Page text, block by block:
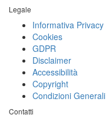
Legale
Informativa Privacy
Cookies
GDPR
Disclaimer
Accessibilità
Copyright
Condizioni Generali
Contatti